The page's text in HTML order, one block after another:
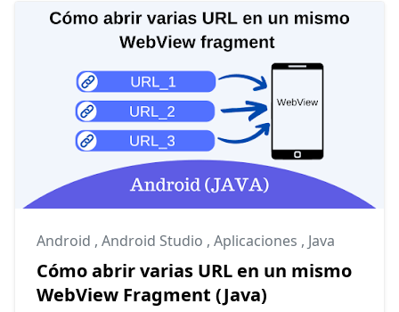
Android , Android Studio , Aplicaciones , Java
Cómo abrir varias URL en un mismo
WebView Fragment (Java)